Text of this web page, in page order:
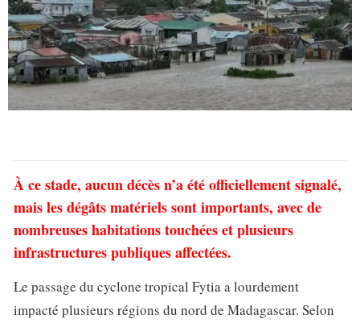
À ce stade, aucun décès n’a été officiellement signalé,
mais les dégâts matériels sont importants, avec de
nombreuses habitations touchées et plusieurs
infrastructures publiques affectées.
Le passage du cyclone tropical Fytia a lourdement
impacté plusieurs régions du nord de Madagascar. Selon